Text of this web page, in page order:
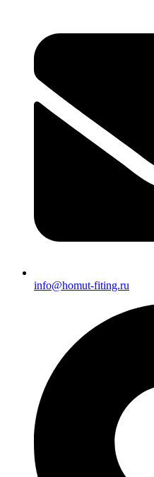
info@homut-fiting.ru